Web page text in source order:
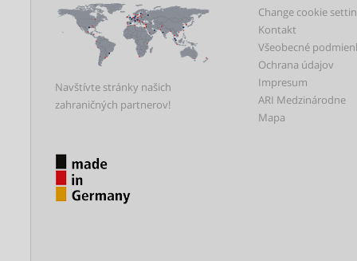
Navštívte stránky našich
zahraničných partnerov!
Change cookie
Kontakt
Všeobecné
Ochrana údajov
Impresum
ARI Medzinárodne
Mapa